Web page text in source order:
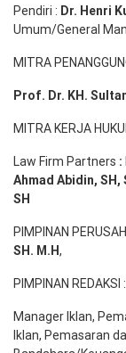
Pendiri : Dr. Henri
Umum/General
MITRA
Prof. Dr. KH.
MITRA KERJA
Law Firm Partners :
Ahmad Abidin, SH,
SH
PIMPINAN
SH . M.H,
PIMPINAN REDAKSI :
Manager Iklan,
Iklan, Pemasaran